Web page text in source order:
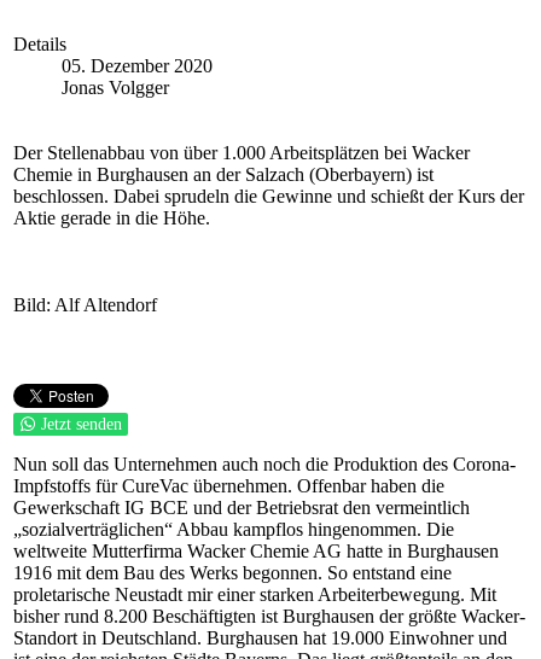
Details
05. Dezember 2020
Jonas Volgger
Der Stellenabbau von über 1.000 Arbeitsplätzen bei Wacker
Chemie in Burghausen an der Salzach (Oberbayern) ist
beschlossen. Dabei sprudeln die Gewinne und schießt der Kurs der
Aktie gerade in die Höhe.
Bild: Alf Altendorf
Jetzt senden
Nun soll das Unternehmen auch noch die Produktion des Corona-
Impfstoffs für CureVac übernehmen. Offenbar haben die
Gewerkschaft IG BCE und der Betriebsrat den vermeintlich
„sozialverträglichen“ Abbau kampflos hingenommen. Die
weltweite Mutterfirma Wacker Chemie AG hatte in Burghausen
1916 mit dem Bau des Werks begonnen. So entstand eine
proletarische Neustadt mir einer starken Arbeiterbewegung. Mit
bisher rund 8.200 Beschäftigten ist Burghausen der größte Wacker-
Standort in Deutschland. Burghausen hat 19.000 Einwohner und